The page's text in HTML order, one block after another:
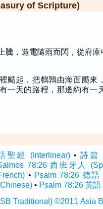
of Scripture)
騰，造電隨雨而閃，從府庫
颳起，把鵪鶉由海面颳來
一天的路程，那邊約有一
聖經 (Interlinear)•詩篇
78:26 西班牙人
• Psalm 78:26 德語
• Psalm 78:26 英
Traditional) ©2011 Asia